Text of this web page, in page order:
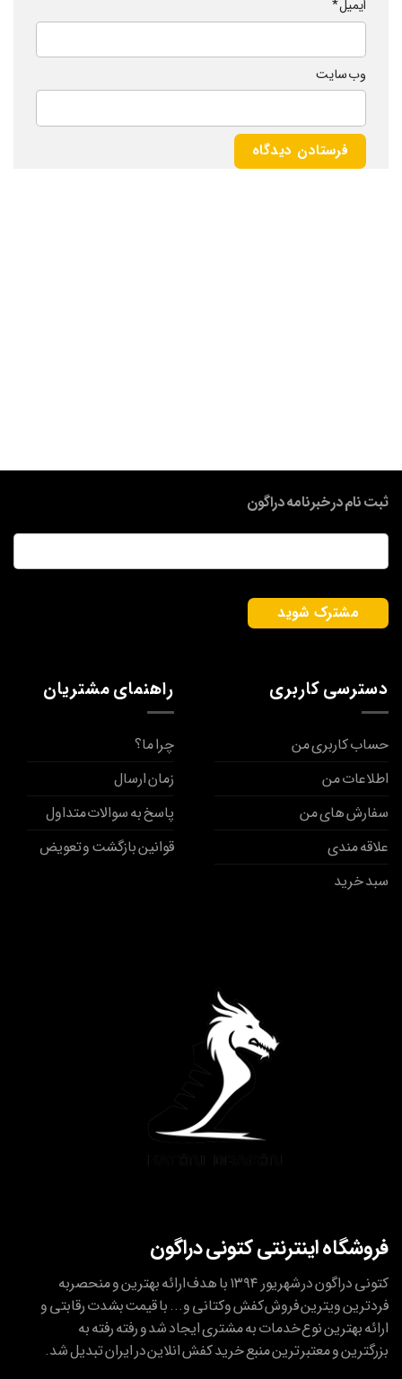
ایمیل*
وب‌ سایت
دسترسی کاربری
حساب کاربری من
اطلاعات من
سفارش های من
علاقه مندی
سبد خرید
ثبت نام در خبرنامه دراگون
ایمیل*
راهنمای مشتریان
چرا ما؟
زمان ارسال
پاسخ به سوالات متداول
قوانین بازگشت و تعویض
فروشگاه اینترنتی کتونی دراگون
کتونی دراگون در شهریور ۱۳۹۴ با هدف ارائه بهترین و منحصربه
فردترین ویترین فروش کفش وکتانی و... با قیمت بشدت رقابتی و
ارائه بهترین نوع خدمات به مشتری ایجاد شد و رفته رفته به
بزرگترین و معتبر ترین منبع خرید کفش انلاین در ایران تبدیل شد.